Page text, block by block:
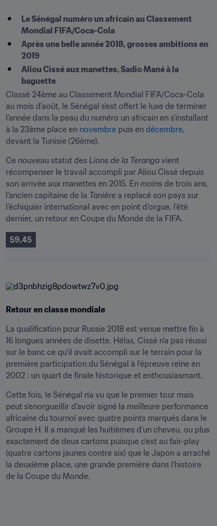
Le Sénégal numéro un africain au Classement
Mondial FIFA/Coca-Cola
Après une belle année 2018, grosses ambitions en
2019
Aliou Cissé aux manettes, Sadio Mané à la
baguette
Classé 24ème au Classement Mondial FIFA/Coca-Cola
au mois d'août, le Sénégal s'est offert le luxe de terminer
l'année dans la peau du numéro un africain en s'installant
à la 23ème place en novembre puis en décembre,
devant la Tunisie (26ème).
Ce nouveau statut des Lions de la Teranga vient
récompenser le travail accompli par Aliou Cissé depuis
son arrivée aux manettes en 2015. En moins de trois ans,
l'ancien capitaine de la Tanière a replacé son pays sur
l'échiquier international avec en point d'orgue, l'été
dernier, un retour en Coupe du Monde de la FIFA.
59,45
Retour en classe mondiale
La qualification pour Russie 2018 est venue mettre fin à
16 longues années de disette. Hélas, Cissé n'a pas réussi
sur le banc ce qu'il avait accompli sur le terrain pour la
première participation du Sénégal à l'épreuve reine en
2002 : un quart de finale historique et enthousiasmant.
Cette fois, le Sénégal n'a vu que le premier tour mais
peut s'enorgueillir d'avoir signé la meilleure performance
africaine du tournoi avec quatre points marqués dans le
Groupe H. Il a manqué les huitièmes d'un cheveu, ou plus
exactement de deux cartons puisque c'est au fair-play
(quatre cartons jaunes contre six) que le Japon a arraché
la deuxième place, une grande première dans l'histoire
de la Coupe du Monde.